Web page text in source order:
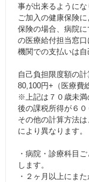
事が出来るようにな
ご加入の健康保険
保険の場合、病院
の医療給付担当窓
機関での支払いは自
自己負担限度額の計
80,100円+（医療費
※上記は７０歳未満
後の課税所得が６０
その他の計算方法
により異なります。
・病院・診療科目
します。
・２ヶ月以上にま